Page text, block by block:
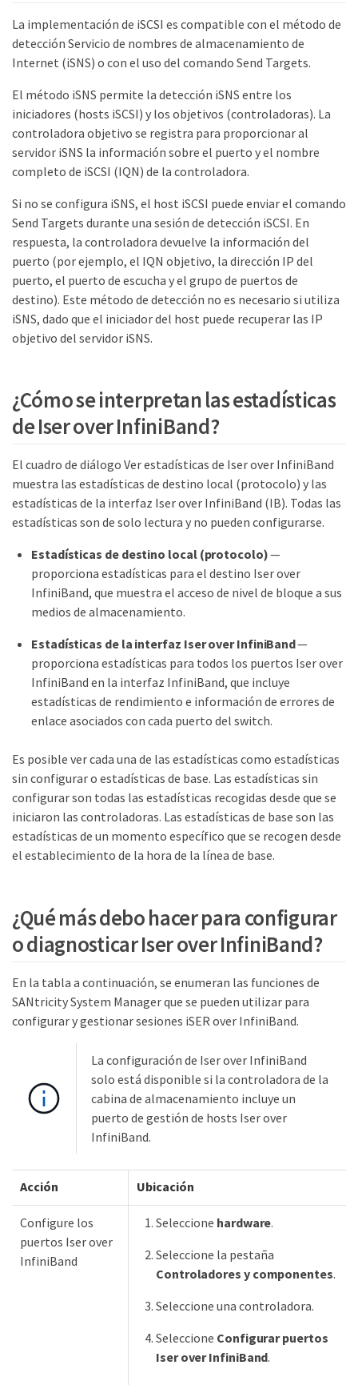
La implementación de iSCSI es compatible con el método de
detección Servicio de nombres de almacenamiento de
Internet (iSNS) o con el uso del comando Send Targets.
El método iSNS permite la detección iSNS entre los
iniciadores (hosts iSCSI) y los objetivos (controladoras). La
controladora objetivo se registra para proporcionar al
servidor iSNS la información sobre el puerto y el nombre
completo de iSCSI (IQN) de la controladora.
Si no se configura iSNS, el host iSCSI puede enviar el comando
Send Targets durante una sesión de detección iSCSI. En
respuesta, la controladora devuelve la información del
puerto (por ejemplo, el IQN objetivo, la dirección IP del
puerto, el puerto de escucha y el grupo de puertos de
destino). Este método de detección no es necesario si utiliza
iSNS, dado que el iniciador del host puede recuperar las IP
objetivo del servidor iSNS.
¿Cómo se interpretan las estadísticas
de Iser over InfiniBand?
El cuadro de diálogo Ver estadísticas de Iser over InfiniBand
muestra las estadísticas de destino local (protocolo) y las
estadísticas de la interfaz Iser over InfiniBand (IB). Todas las
estadísticas son de solo lectura y no pueden configurarse.
Estadísticas de destino local (protocolo)—
proporciona estadísticas para el destino Iser over
InfiniBand, que muestra el acceso de nivel de bloque a sus
medios de almacenamiento.
Estadísticas de la interfaz Iser over InfiniBand—
proporciona estadísticas para todos los puertos Iser over
InfiniBand en la interfaz InfiniBand, que incluye
estadísticas de rendimiento e información de errores de
enlace asociados con cada puerto del switch.
Es posible ver cada una de las estadísticas como estadísticas
sin configurar o estadísticas de base. Las estadísticas sin
configurar son todas las estadísticas recogidas desde que se
iniciaron las controladoras. Las estadísticas de base son las
estadísticas de un momento específico que se recogen desde
el establecimiento de la hora de la línea de base.
¿Qué más debo hacer para configurar
o diagnosticar Iser over InfiniBand?
En la tabla a continuación, se enumeran las funciones de
SANtricity System Manager que se pueden utilizar para
configurar y gestionar sesiones iSER over InfiniBand.
La configuración de Iser over InfiniBand
solo está disponible si la controladora de la
cabina de almacenamiento incluye un
puerto de gestión de hosts Iser over
InfiniBand.
Acción Ubicación
Configure los
puertos Iser over
InfiniBand
Seleccione hardware.
Seleccione la pestaña
Controladores y componentes.
Seleccione una controladora.
Seleccione Configurar puertos
Iser over InfiniBand.